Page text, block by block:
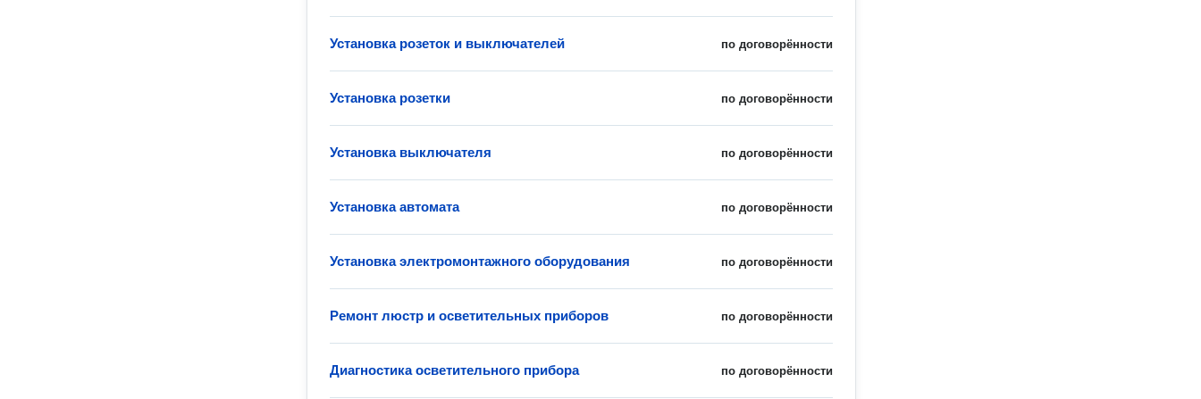
по договорённости
Установка розеток и выключателей
по договорённости
Установка розетки
по договорённости
Установка выключателя
по договорённости
Установка автомата
по договорённости
Установка электромонтажного оборудования
по договорённости
Ремонт люстр и осветительных приборов
по договорённости
Диагностика осветительного прибора